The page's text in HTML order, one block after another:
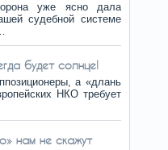
уже ясно дала
судебной системе
будет солнце!
а «длань
НКО требует
нам не скажут